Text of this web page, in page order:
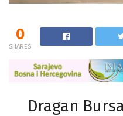
0
SHARES
Dragan